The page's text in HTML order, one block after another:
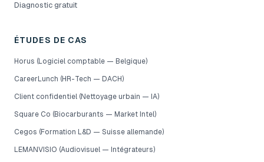
Diagnostic gratuit
ÉTUDES DE CAS
Horus (Logiciel comptable — Belgique)
CareerLunch (HR-Tech — DACH)
Client confidentiel (Nettoyage urbain — IA)
Square Co (Biocarburants — Market Intel)
Cegos (Formation L&D — Suisse allemande)
LEMANVISIO (Audiovisuel — Intégrateurs)